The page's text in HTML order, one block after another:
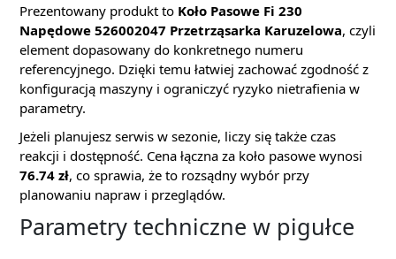
Prezentowany produkt to Koło Pasowe Fi 230
Napędowe 526002047 Przetrząsarka Karuzelowa, czyli
element dopasowany do konkretnego numeru
referencyjnego. Dzięki temu łatwiej zachować zgodność z
konfiguracją maszyny i ograniczyć ryzyko nietrafienia w
parametry.
Jeżeli planujesz serwis w sezonie, liczy się także czas
reakcji i dostępność. Cena łączna za koło pasowe wynosi
76.74 zł, co sprawia, że to rozsądny wybór przy
planowaniu napraw i przeglądów.
Parametry techniczne w pigułce